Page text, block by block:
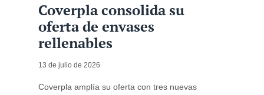
Coverpla consolida su
oferta de envases
rellenables
13 de julio de 2026
Coverpla amplía su oferta con tres nuevas